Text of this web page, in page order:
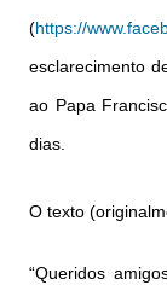
(https://
esclarecimento
ao Papa
dias.
O texto
“Queridos